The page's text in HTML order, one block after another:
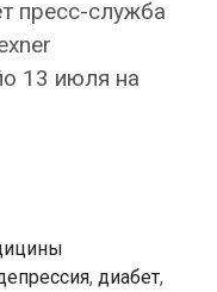
пресс-служба
13 июля на
, диабет,